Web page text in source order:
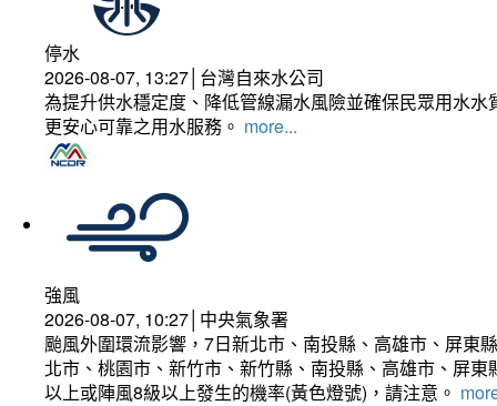
停水
2026-08-07, 13:27│台灣自來水公司
為提升供水穩定度、降低管線漏水風險並確保民眾用水
更安心可靠之用水服務。 more...
強風
2026-08-07, 10:27│中央氣象署
颱風外圍環流影響，7日新北市、南投縣、高雄市、屏東
北市、桃園市、新竹市、新竹縣、南投縣、高雄市、屏
以上或陣風8級以上發生的機率(黃色燈號)，請注意。